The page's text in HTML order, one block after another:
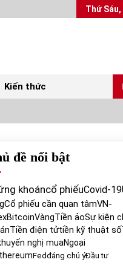
Thứ
Kiến thức
Top 10 mặt hàng Việt Nam xuất
nhất tháng 5/2022
Bất ổn từ các cuộc đấu giá đất
31/05/2022
đề nổi bật
khoáncổ phiếuCovid-19
Cổ phiếu cần quan tâmVN-
BitcoinVàngTiền ảoSự kiện
Tiền điện tửtiền kỹ thuật số
nghị muaNgoại
Fedđáng chú ýĐầu tư